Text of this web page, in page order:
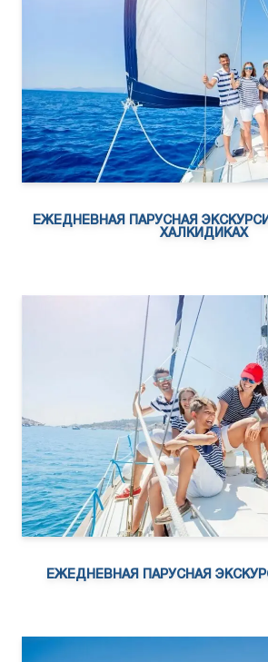
ЕЖЕДНЕВНАЯ ПАРУСНАЯ
ХАЛКИДИКАХ
ЕЖЕДНЕВНАЯ ПАРУСНАЯ